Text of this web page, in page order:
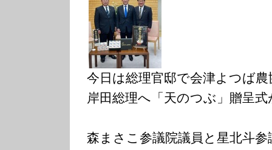
今日は総理官邸で会津よつば
岸田総理へ「天のつぶ」贈呈
森まさこ参議院議員と星北斗